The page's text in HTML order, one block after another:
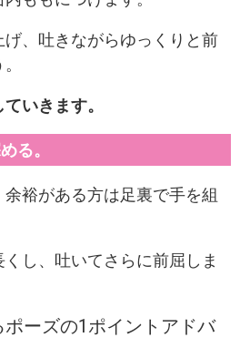
、吐きながらゆっくりと前
いきます。
る。
裕がある方は足裏で手を組
し、吐いてさらに前屈しま
ーズの1ポイントアドバ